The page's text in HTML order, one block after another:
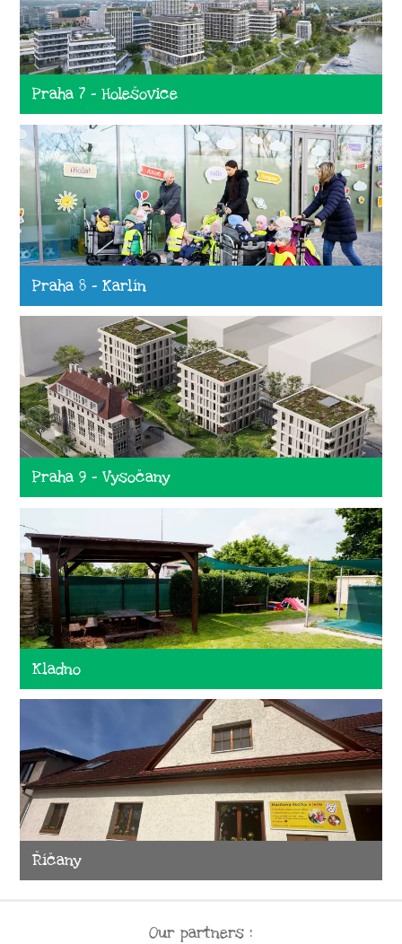
Praha 7 - Holešovice
Praha 8 - Karlín
Praha 9 - Vysočany
Kladno
Říčany
Our partners :